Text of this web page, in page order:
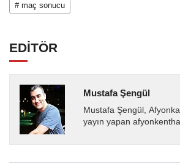
# maç sonucu
EDİTÖR
Mustafa Şengül
Mustafa Şengül,
yayın yapan
almakta, haber akışı...